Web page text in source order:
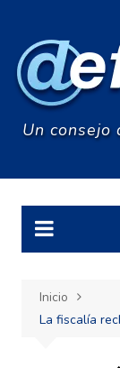
contenido
Un consejo
Inicio
La fiscalía